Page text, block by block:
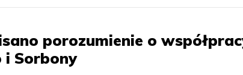
porozumienie o
i Sorbony